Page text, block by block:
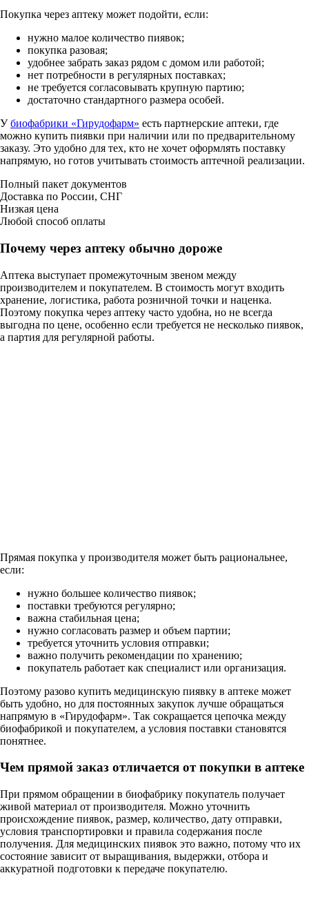
Покупка через аптеку может подойти, если:
нужно малое количество пиявок;
покупка разовая;
удобнее забрать заказ рядом с домом или работой;
нет потребности в регулярных поставках;
не требуется согласовывать крупную партию;
достаточно стандартного размера особей.
Убиофабрики «Гирудофарм» есть партнерские аптеки, где
можно купить пиявки при наличии или по предварительному
заказу. Это удобно для тех, кто не хочет оформлять поставку
напрямую, но готов учитывать стоимость аптечной реализации.
Полный пакет документов
Доставка по России, СНГ
Низкая цена
Любой способ оплаты
Почему через аптеку обычно дороже
Аптека выступает промежуточным звеном между
производителем и покупателем. В стоимость могут входить
хранение, логистика, работа розничной точки и наценка.
Поэтому покупка через аптеку часто удобна, но не всегда
выгодна по цене, особенно если требуется не несколько пиявок,
а партия для регулярной работы.
Прямая покупка у производителя может быть рациональнее,
если:
нужно большее количество пиявок;
поставки требуются регулярно;
важна стабильная цена;
нужно согласовать размер и объем партии;
требуется уточнить условия отправки;
важно получить рекомендации по хранению;
покупатель работает как специалист или организация.
Поэтому разово купить медицинскую пиявку в аптеке может
быть удобно, но для постоянных закупок лучше обращаться
напрямую в «Гирудофарм». Так сокращается цепочка между
биофабрикой и покупателем, а условия поставки становятся
понятнее.
Чем прямой заказ отличается от покупки в аптеке
При прямом обращении в биофабрику покупатель получает
живой материал от производителя. Можно уточнить
происхождение пиявок, размер, количество, дату отправки,
условия транспортировки и правила содержания после
получения. Для медицинских пиявок это важно, потому что их
состояние зависит от выращивания, выдержки, отбора и
аккуратной подготовки к передаче покупателю.